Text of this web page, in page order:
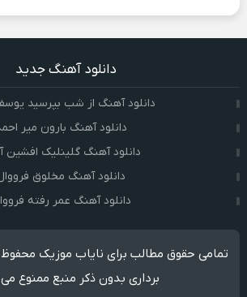
دانلود آهنگ جدید
دانلود آهنگ از شب بپرسید
دانلود آهنگ بارون میر
دانلود آهنگ گلینلیک افشین
دانلود آهنگ مخلوق
دانلود آهنگ عمر رفته
تمامی حقوق مطالب برای نایاب موزیک
برداری بدون ذکر منبع ممنوع